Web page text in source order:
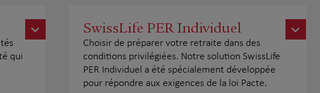
qui
SwissLife PER Individuel
Choisir de préparer votre retraite dans des
conditions privilégiées. Notre solution SwissLife
PER Individuel a été spécialement développée
pour répondre aux exigences de la loi Pacte.